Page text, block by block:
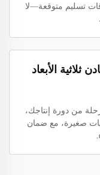
تسليم متوقعة—لا
الأبعاد
من دورة إنتاجك،
صغيرة، مع ضمان